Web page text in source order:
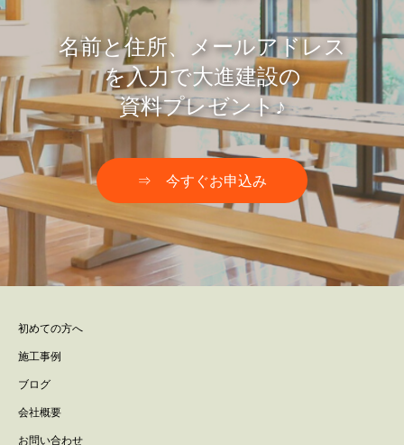
名前と住所、メールアドレス
を入力で大進建設の
資料プレゼント♪
⇒ 今すぐお申込み
初めての方へ
施工事例
ブログ
会社概要
お問い合わせ